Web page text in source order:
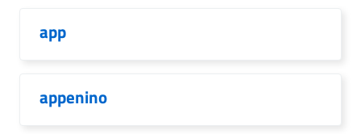
app
appenino